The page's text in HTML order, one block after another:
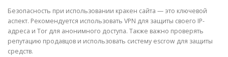
Безопасность при использовании кракен сайта — это ключевой
аспект. Рекомендуется использовать VPN для защиты своего IP-
адреса и Tor для анонимного доступа. Также важно проверять
репутацию продавцов и использовать систему escrow для защиты
средств.